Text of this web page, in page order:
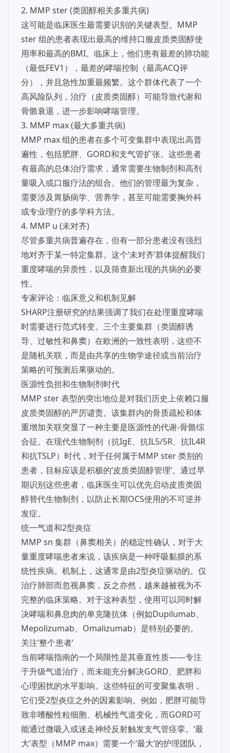
2. MMP ster (类固醇相关多重共病)
这可能是临床医生最需要识别的关键表型。MMP
ster 组的患者表现出最高的维持口服皮质类固醇使
用率和最高的BMI。临床上，他们患有最差的肺功能
（最低FEV1），最差的哮喘控制（最高ACQ评
分），并且急性加重最频繁。这个群体代表了一个
高风险队列，治疗（皮质类固醇）可能导致代谢和
骨骼衰退，进一步影响哮喘管理。
3. MMP max (最大多重共病)
MMP max 组的患者在多个可变集群中表现出高普
遍性，包括肥胖、GORD和支气管扩张。这些患者
有最高的总体治疗需求，通常需要生物制剂和高剂
量吸入或口服疗法的组合。他们的管理最为复杂，
需要涉及胃肠病学、营养学，甚至可能需要胸外科
或专业理疗的多学科方法。
4. MMP u (未对齐)
尽管多重共病普遍存在，但有一部分患者没有强烈
地对齐于某一特定集群。这个‘未对齐’群体提醒我们
重度哮喘的异质性，以及筛查新出现的共病的必要
性。
专家评论：临床意义和机制见解
SHARP注册研究的结果强调了我们在处理重度哮喘
时需要进行范式转变。三个主要集群（类固醇诱
导、过敏性和鼻窦）在欧洲的一致性表明，这些不
是随机关联，而是由共享的生物学途径或当前治疗
策略的可预测后果驱动的。
医源性负担和生物制剂时代
MMP ster 表型的突出地位是对我们历史上依赖口服
皮质类固醇的严厉谴责。该集群内的骨质疏松和体
重增加关联突显了一种主要是医源性的代谢-骨骼综
合征。在现代生物制剂（抗IgE、抗IL5/5R、抗IL4R
和抗TSLP）时代，对于任何属于MMP ster 类别的
患者，目标应该是积极的‘皮质类固醇管理’。通过早
期识别这些患者，临床医生可以优先启动皮质类固
醇替代生物制剂，以防止长期OCS使用的不可逆并
发症。
统一气道和2型炎症
MMP sn 集群（鼻窦相关）的稳定性确认，对于大
量重度哮喘患者来说，该疾病是一种呼吸黏膜的系
统性疾病。机制上，这通常是由2型炎症驱动的。仅
治疗肺部而忽视鼻窦，反之亦然，越来越被视为不
完整的临床策略。对于这种表型，使用可以同时解
决哮喘和鼻息肉的单克隆抗体（例如Dupilumab、
Mepolizumab、Omalizumab）是特别必要的。
关注‘整个患者’
当前哮喘指南的一个局限性是其垂直性质——专注
于升级气道治疗，而未能充分解决GORD、肥胖和
心理困扰的水平影响。这些特征的可变聚集表明，
它们受2型炎症之外的因素影响。例如，肥胖可能导
致非嗜酸性粒细胞、机械性气道变化，而GORD可
能通过微吸入或迷走神经反射触发支气管痉挛。‘最
大’表型（MMP max）需要一个‘最大’的护理团队，